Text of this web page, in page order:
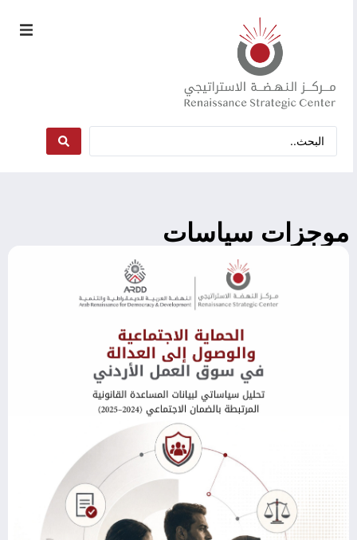
موجزات سياسات